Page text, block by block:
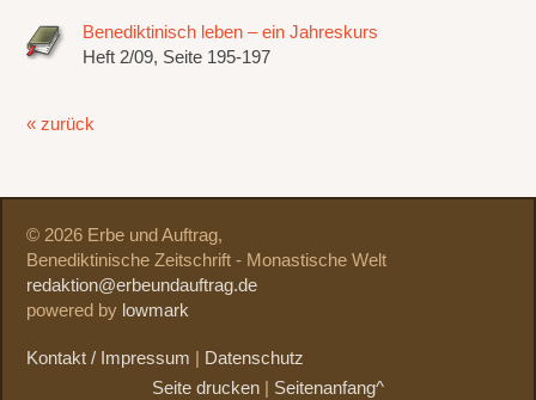
Benediktinisch leben – ein Jahreskurs
Heft 2/09, Seite 195-197
« zurück
© 2026 Erbe und Auftrag,
Benediktinische Zeitschrift - Monastische Welt
redaktion@erbeundauftrag.de
powered by lowmark
Kontakt / Impressum
Datenschutz
Seite drucken
Seitenanfang^